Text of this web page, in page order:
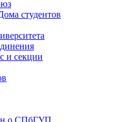
студентов
и секции
о СПбГУП